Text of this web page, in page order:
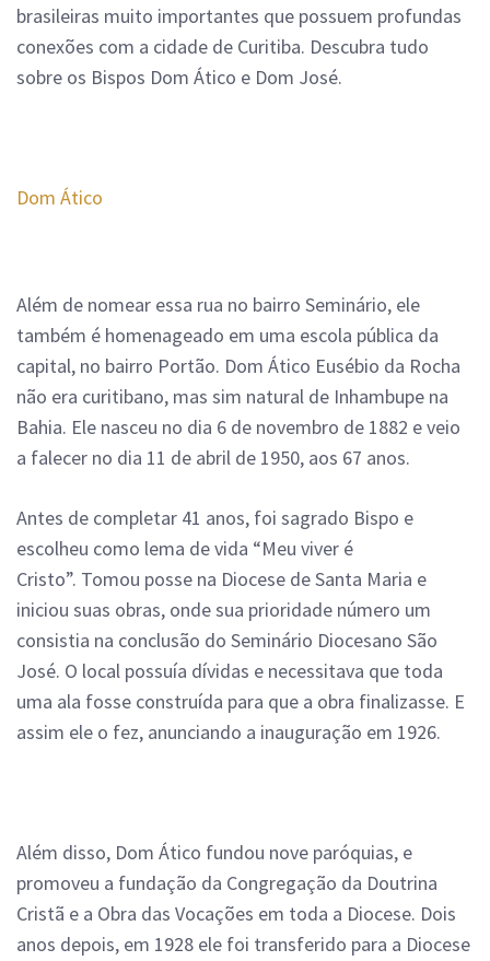
brasileiras muito importantes que possuem profundas
conexões com a cidade de Curitiba. Descubra tudo
sobre os Bispos Dom Ático e Dom José.
Dom Ático
Além de nomear essa rua no bairro Seminário, ele
também é homenageado em uma escola pública da
capital, no bairro Portão. Dom Ático Eusébio da Rocha
não era curitibano, mas sim natural de Inhambupe na
Bahia. Ele nasceu no dia 6 de novembro de 1882 e veio
a falecer no dia 11 de abril de 1950, aos 67 anos.
Antes de completar 41 anos, foi sagrado Bispo e
escolheu como lema de vida “Meu viver é
Cristo”. Tomou posse na Diocese de Santa Maria e
iniciou suas obras, onde sua prioridade número um
consistia na conclusão do Seminário Diocesano São
José. O local possuía dívidas e necessitava que toda
uma ala fosse construída para que a obra finalizasse. E
assim ele o fez, anunciando a inauguração em 1926.
Além disso, Dom Ático fundou nove paróquias, e
promoveu a fundação da Congregação da Doutrina
Cristã e a Obra das Vocações em toda a Diocese. Dois
anos depois, em 1928 ele foi transferido para a Diocese